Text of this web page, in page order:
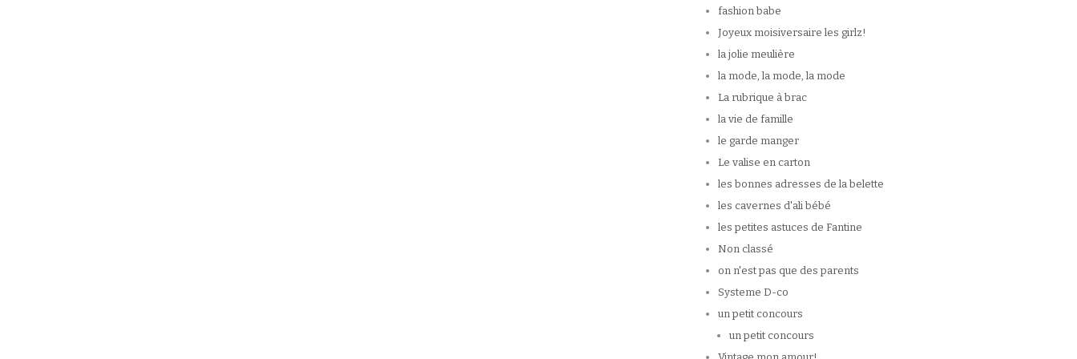
fashion babe
Joyeux moisiversaire les girlz!
la jolie meulière
la mode, la mode, la mode
La rubrique à brac
la vie de famille
le garde manger
Le valise en carton
les bonnes adresses de la belette
les cavernes d'ali bébé
les petites astuces de Fantine
Non classé
on n'est pas que des parents
Systeme D-co
un petit concours
un petit concours